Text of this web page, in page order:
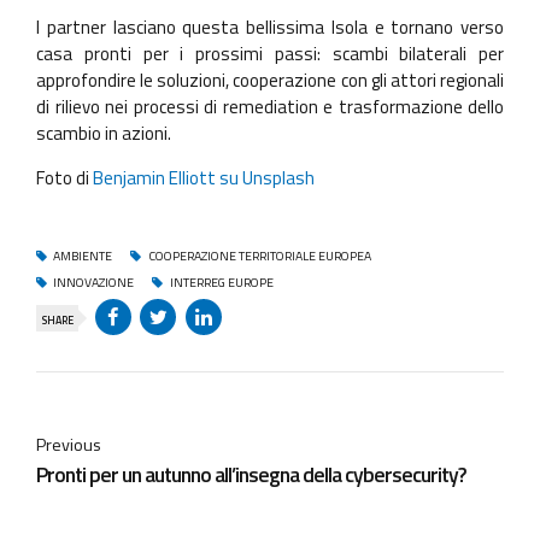
I partner lasciano questa bellissima Isola e tornano verso
casa pronti per i prossimi passi: scambi bilaterali per
approfondire le soluzioni, cooperazione con gli attori regionali
di rilievo nei processi di remediation e trasformazione dello
scambio in azioni.
Foto diBenjamin Elliott su Unsplash
AMBIENTE
COOPERAZIONE TERRITORIALE EUROPEA
INNOVAZIONE
INTERREG EUROPE
SHARE
Previous
Pronti per un autunno all’insegna della cybersecurity?